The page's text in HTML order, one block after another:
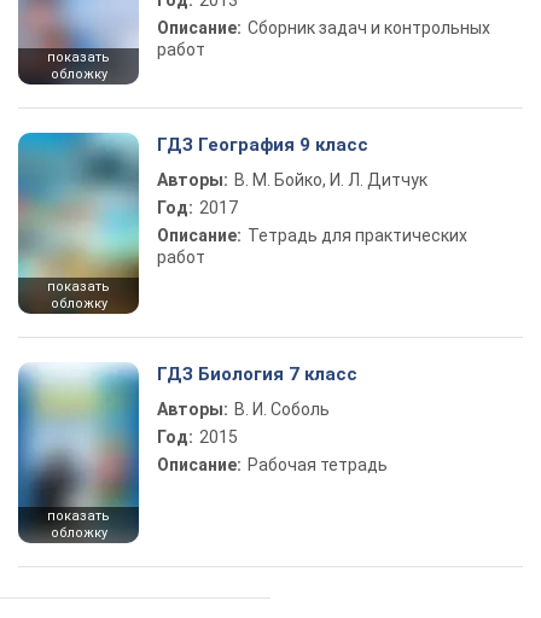
показать
обложку
Описание: Сборник задач и контрольных
работ
показать
обложку
ГДЗ География 9 класс
Авторы: В. М. Бойко, И. Л. Дитчук
Год: 2017
Описание: Тетрадь для практических
работ
показать
обложку
ГДЗ Биология 7 класс
Авторы: В. И. Соболь
Год: 2015
Описание: Рабочая тетрадь